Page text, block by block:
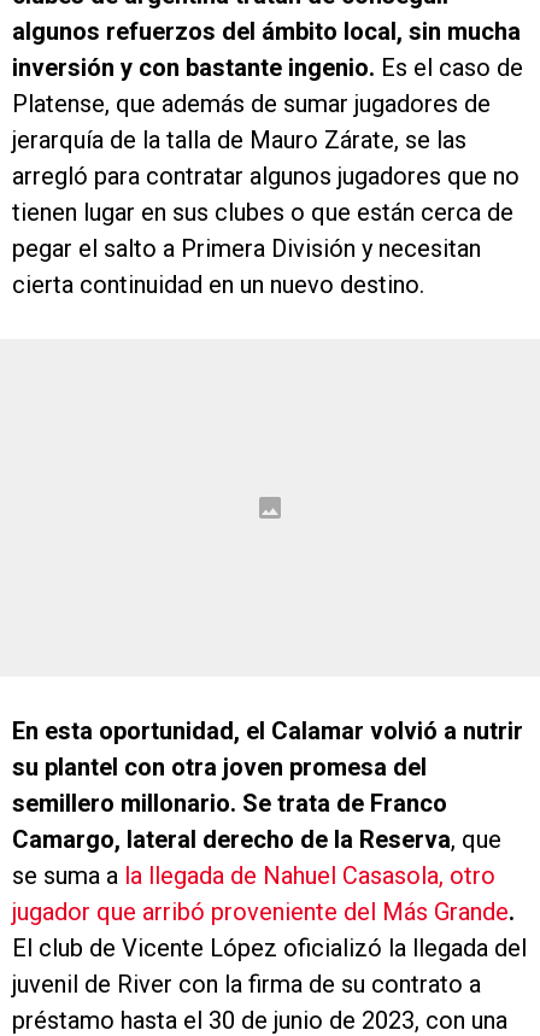
algunos refuerzos del ámbito local, sin mucha
inversión y con bastante ingenio. Es el caso de
Platense, que además de sumar jugadores de
jerarquía de la talla de Mauro Zárate, se las
arregló para contratar algunos jugadores que no
tienen lugar en sus clubes o que están cerca de
pegar el salto a Primera División y necesitan
cierta continuidad en un nuevo destino.
En esta oportunidad, el Calamar volvió a nutrir
su plantel con otra joven promesa del
semillero millonario. Se trata de Franco
Camargo, lateral derecho de la Reserva, que
se suma a la llegada de Nahuel Casasola, otro
jugador que arribó proveniente del Más Grande.
El club de Vicente López oficializó la llegada del
juvenil de River con la firma de su contrato a
préstamo hasta el 30 de junio de 2023, con una